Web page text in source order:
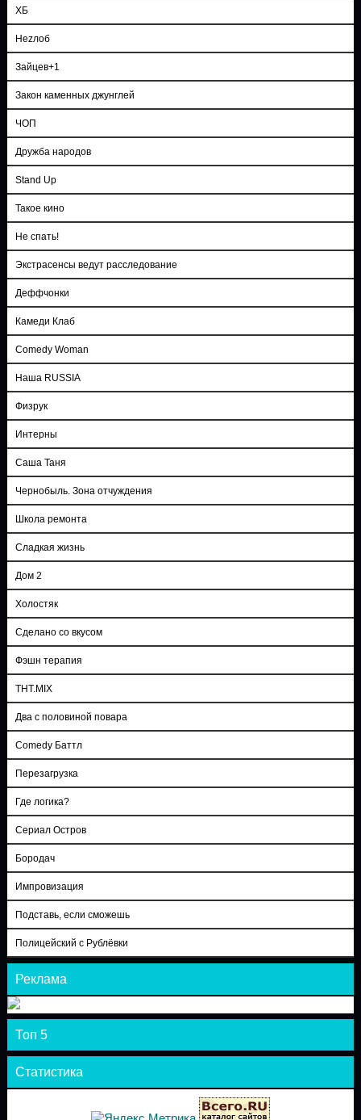
ХБ
Неzлоб
Зайцев+1
Закон каменных джунглей
ЧОП
Дружба народов
Stand Up
Такое кино
Не спать!
Экстрасенсы ведут расследование
Деффчонки
Камеди Клаб
Comedy Woman
Наша RUSSIA
Физрук
Интерны
Саша Таня
Чернобыль. Зона отчуждения
Школа ремонта
Сладкая жизнь
Дом 2
Холостяк
Сделано со вкусом
Фэшн терапия
ТНТ.MIX
Два с половиной повара
Comedy Баттл
Перезагрузка
Где логика?
Сериал Остров
Бородач
Импровизация
Подставь, если сможешь
Полицейский с Рублёвки
Реклама
Топ 5
Статистика